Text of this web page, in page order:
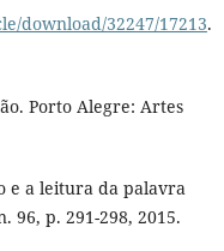
download/32247/17213.
Porto Alegre: Artes
e a leitura da palavra
96, p. 291-298, 2015.